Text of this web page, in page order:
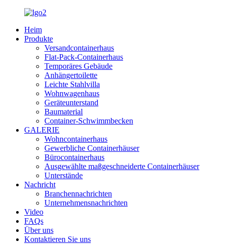
Heim
Produkte
Versandcontainerhaus
Flat-Pack-Containerhaus
Temporäres Gebäude
Anhängertoilette
Leichte Stahlvilla
Wohnwagenhaus
Geräteunterstand
Baumaterial
Container-Schwimmbecken
GALERIE
Wohncontainerhaus
Gewerbliche Containerhäuser
Bürocontainerhaus
Ausgewählte maßgeschneiderte Containerhäuser
Unterstände
Nachricht
Branchennachrichten
Unternehmensnachrichten
Video
FAQs
Über uns
Kontaktieren Sie uns